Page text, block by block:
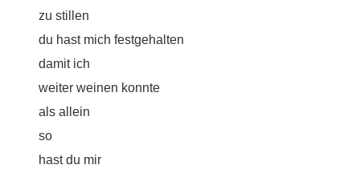
zu stillen
du hast mich festgehalten
damit ich
weiter weinen konnte
als allein
so
hast du mir